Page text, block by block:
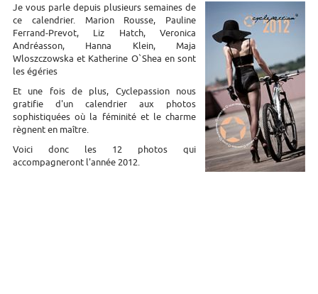
Je vous parle depuis plusieurs semaines de
ce calendrier. Marion Rousse, Pauline
Ferrand-Prevot, Liz Hatch, Veronica
Andréasson, Hanna Klein, Maja
Wloszczowska et Katherine O`Shea en sont
les égéries
Et une fois de plus, Cyclepassion nous
gratifie d'un calendrier aux photos
sophistiquées où la féminité et le charme
règnent en maître.
Voici donc les 12 photos qui
accompagneront l'année 2012.